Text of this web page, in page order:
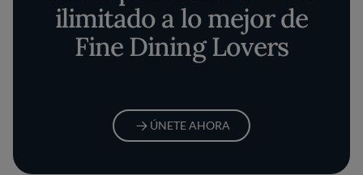
ilimitado a lo mejor de
Fine Dining Lovers
ÚNETE AHORA